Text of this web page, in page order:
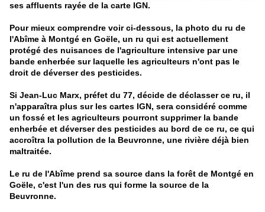
ses affluents rayée de la carte IGN.
Pour mieux comprendre voir ci-dessous, la photo du ru de
l'Abîme à Montgé en Goële, un ru qui est actuellement
protégé des nuisances de l'agriculture intensive par une
bande enherbée sur laquelle les agriculteurs n'ont pas le
droit de déverser des pesticides.
Si Jean-Luc Marx, préfet du 77, décide de déclasser ce ru, il
n'apparaîtra plus sur les cartes IGN, sera considéré comme
un fossé et les agriculteurs pourront supprimer la bande
enherbée et déverser des pesticides au bord de ce ru, ce qui
accroîtra la pollution de la Beuvronne, une rivière déjà bien
maltraitée.
Le ru de l'Abîme prend sa source dans la forêt de Montgé en
Goële, c'est l'un des rus qui forme la source de la
Beuvronne.